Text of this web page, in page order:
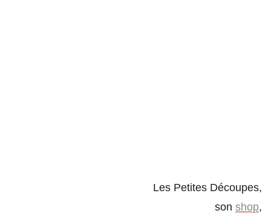
Les Petites Découpes,
son shop,